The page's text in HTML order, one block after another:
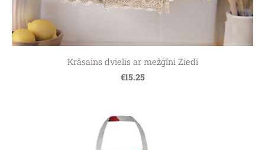
Krāsains dvielis ar mežģīni Ziedi
€15.25